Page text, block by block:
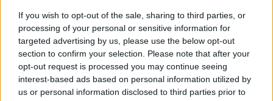
If you wish to opt-out of the sale, sharing to third parties, or
processing of your personal or sensitive information for
targeted advertising by us, please use the below opt-out
section to confirm your selection. Please note that after your
opt-out request is processed you may continue seeing
interest-based ads based on personal information utilized by
us or personal information disclosed to third parties prior to
Harnoncourt –τα αναφέρω αυτά ως
παραδείγματα ενδεικτικά εκτελέσεων με
όργανα εποχής– ξέρεις ότι κάτι έχει
προχωρήσει. Επίσης γνωρίζεις ότι τα
σύγχρονα όργανα δεν μπορούν να παράγουν